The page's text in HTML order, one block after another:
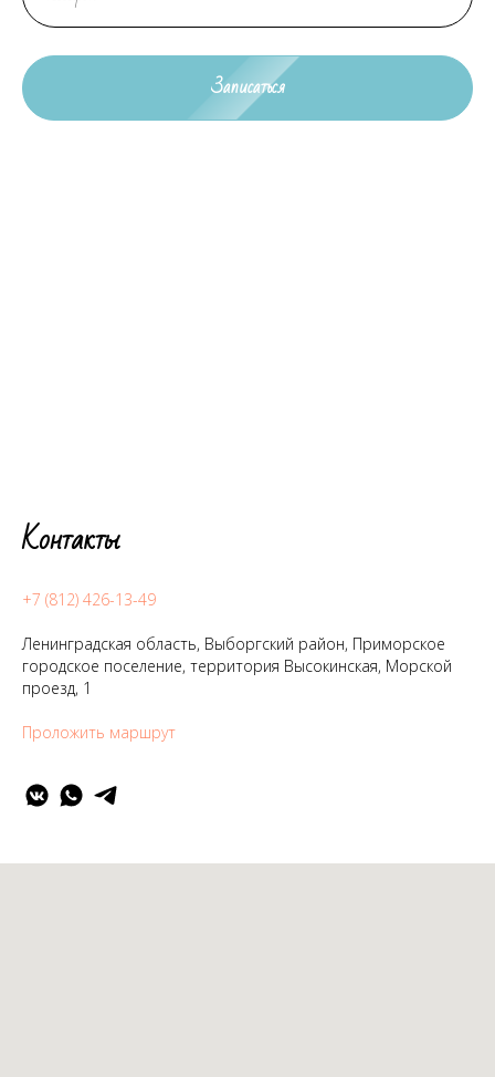
Записаться
Контакты
+7 (812) 426-13-49
Ленинградская область, Выборгский район, Приморское
городское поселение, территория Высокинская, Морской
проезд, 1
Проложить маршрут